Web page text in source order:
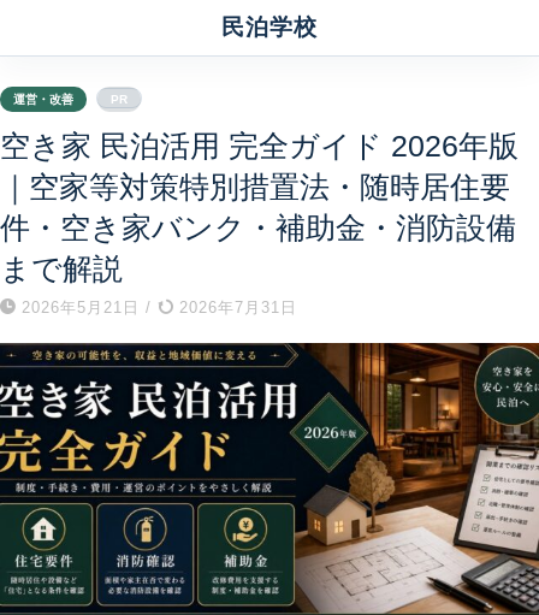
民泊学校
運営・改善 PR
空き家 民泊活用 完全ガイド 2026年版
｜空家等対策特別措置法・随時居住要
件・空き家バンク・補助金・消防設備
まで解説
2026年5月21日 / 2026年7月31日